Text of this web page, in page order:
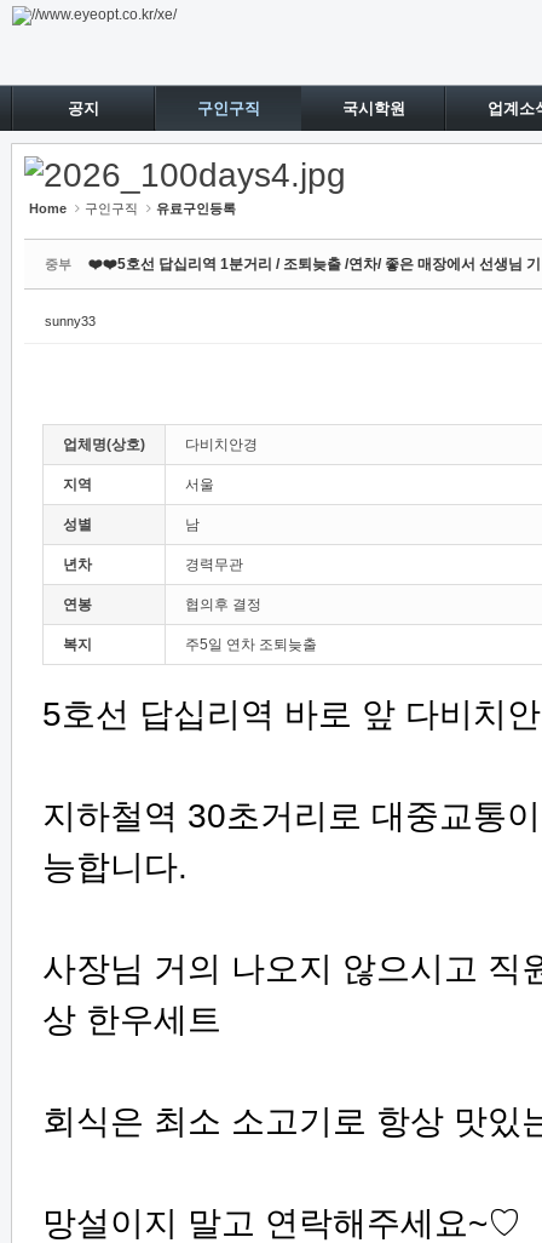
공지 구인구직 국시학원 업계소
Home 구인구직 유료구인등록
중부 ❤️❤️5호선 답십리역 1분거리 / 조퇴늦출 /연차/ 좋은 매장에서 선생님
sunny33
업체명(상호) 다비치안경
지역 서울
성별 남
년차 경력무관
연봉 협의후 결정
복지 주5일 연차 조퇴늦출
5호선 답십리역 바로 앞 다비치
지하철역 30초거리로 대중교통
능합니다.
사장님 거의 나오지 않으시고 직
상 한우세트
회식은 최소 소고기로 항상 맛있
망설이지 말고 연락해주세요~♡